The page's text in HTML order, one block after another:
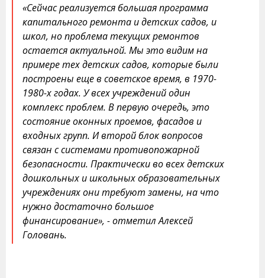
«Сейчас реализуется большая программа
капитального ремонта и детских садов, и
школ, но проблема текущих ремонтов
остается актуальной. Мы это видим на
примере тех детских садов, которые были
построены еще в советское время, в 1970-
1980-х годах. У всех учреждений один
комплекс проблем. В первую очередь, это
состояние оконных проемов, фасадов и
входных групп. И второй блок вопросов
связан с системами противопожарной
безопасности. Практически во всех детских
дошкольных и школьных образовательных
учреждениях они требуют замены, на что
нужно достаточно большое
финансирование», - отметил Алексей
Головань.